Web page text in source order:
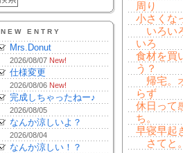
NEW ENTRY
Mrs.Donut
2026/08/07 New!
仕様変更
2026/08/06 New!
完成しちゃったねー♪
2026/08/05
なんか涼しいよ？
2026/08/04
なんか涼しい！？
周り
小さくな
いろい
いろ
食材を買
う？
帰宅。
らず
休日って
ち。
早寝早起
さてと